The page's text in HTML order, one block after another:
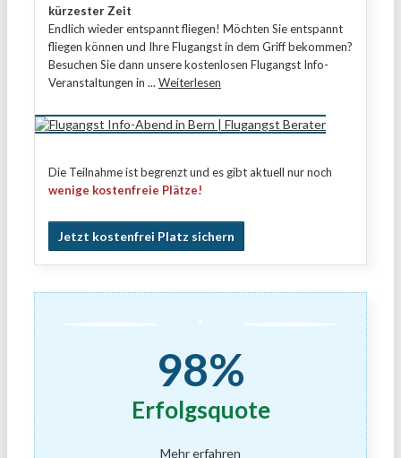
kürzester Zeit
Endlich wieder entspannt fliegen! Möchten Sie entspannt
fliegen können und Ihre Flugangst in dem Griff bekommen?
Besuchen Sie dann unsere kostenlosen Flugangst Info-
Veranstaltungen in ... Weiterlesen
Die Teilnahme ist begrenzt und es gibt aktuell nur noch
wenige kostenfreie Plätze!
Jetzt kostenfrei Platz sichern
98%
Erfolgsquote
Mehr erfahren